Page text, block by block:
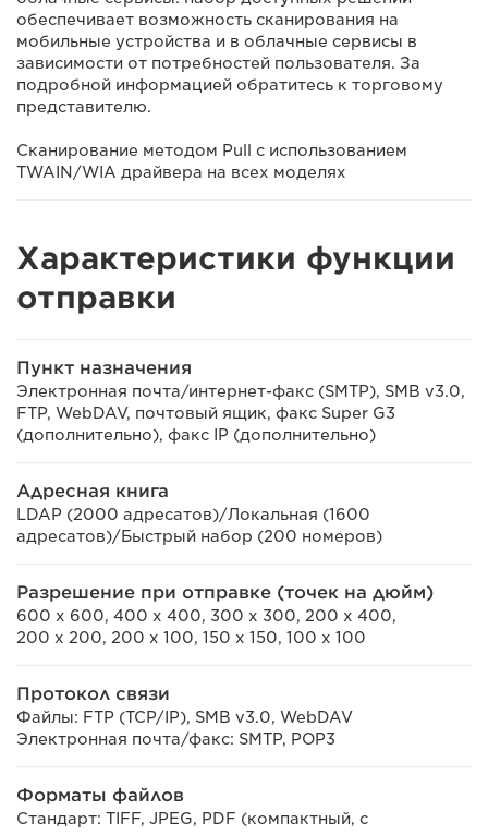
обеспечивает возможность сканирования на
мобильные устройства и в облачные сервисы в
зависимости от потребностей пользователя. За
подробной информацией обратитесь к торговому
представителю.
Сканирование методом Pull с использованием
TWAIN/WIA драйвера на всех моделях
Характеристики функции
отправки
Пункт назначения
Электронная почта/интернет-факс (SMTP), SMB v3.0,
FTP, WebDAV, почтовый ящик, факс Super G3
(дополнительно), факс IP (дополнительно)
Адресная книга
LDAP (2000 адресатов)/Локальная (1600
адресатов)/Быстрый набор (200 номеров)
Разрешение при отправке (точек на дюйм)
600 x 600, 400 x 400, 300 x 300, 200 x 400,
200 x 200, 200 x 100, 150 x 150, 100 x 100
Протокол связи
Файлы: FTP (TCP/IP), SMB v3.0, WebDAV
Электронная почта/факс: SMTP, POP3
Форматы файлов
Стандарт: TIFF, JPEG, PDF (компактный, с